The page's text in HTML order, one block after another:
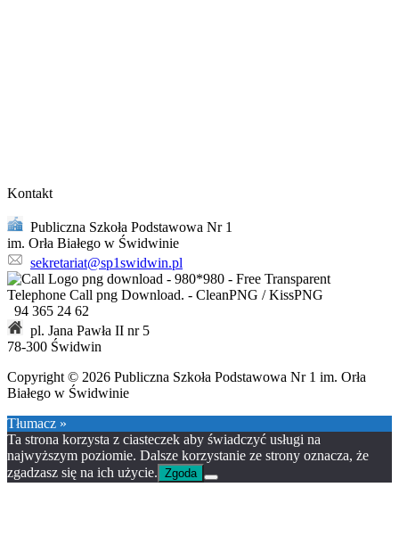
Kontakt
Publiczna Szkoła Podstawowa Nr 1
im. Orła Białego w Świdwinie
sekretariat@sp1swidwin.pl
94 365 24 62
pl. Jana Pawła II nr 5
78-300 Świdwin
Copyright © 2026 Publiczna Szkoła Podstawowa Nr 1 im. Orła
Białego w Świdwinie
Tłumacz »
Ta strona korzysta z ciasteczek aby świadczyć usługi na
najwyższym poziomie. Dalsze korzystanie ze strony oznacza, że
zgadzasz się na ich użycie. Zgoda